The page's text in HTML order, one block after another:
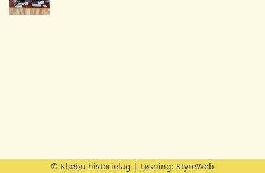
© Klæbu historielag | Løsning: StyreWeb